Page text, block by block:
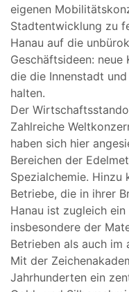
eigenen
Stadtentwicklung zu
Hanau auf die
Geschäftsideen:
die die Innenstadt
halten.
Der
Zahlreiche
haben sich hier
Bereichen der
Spezialchemie.
Betriebe, die in ihrer
Hanau ist zugleich
insbesondere der
Betrieben als auch im
Mit der
Jahrhunderten ein